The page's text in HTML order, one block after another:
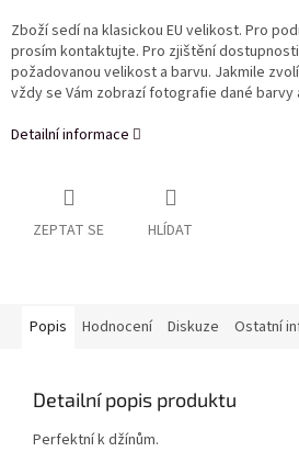
Zboží sedí na klasickou EU velikost. Pro
prosím kontaktujte. Pro zjištění
požadovanou velikost a barvu. Jakmile
vždy se Vám zobrazí fotografie dané barvy a
Detailní informace
ZEPTAT SE HLÍDAT
Popis Hodnocení Diskuze Ostatní
Detailní popis produktu
Perfektní k džínům.